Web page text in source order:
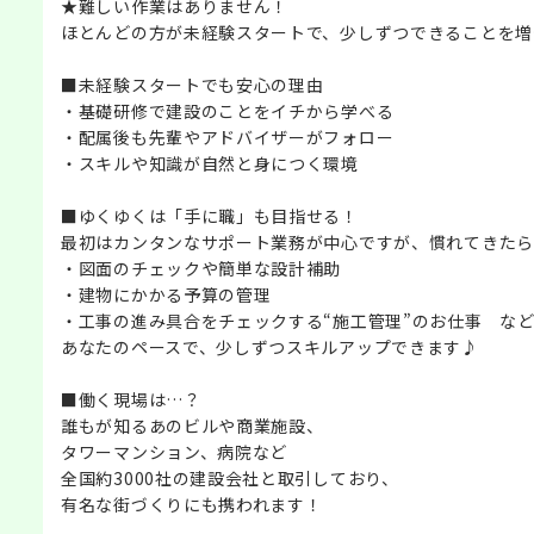
★難しい作業はありません！
ほとんどの方が未経験スタートで、少しずつできることを
■未経験スタートでも安心の理由
・基礎研修で建設のことをイチから学べる
・配属後も先輩やアドバイザーがフォロー
・スキルや知識が自然と身につく環境
■ゆくゆくは「手に職」も目指せる！
最初はカンタンなサポート業務が中心ですが、慣れてきた
・図面のチェックや簡単な設計補助
・建物にかかる予算の管理
・工事の進み具合をチェックする“施工管理”のお仕事 など
あなたのペースで、少しずつスキルアップできます♪
■働く現場は…？
誰もが知るあのビルや商業施設、
タワーマンション、病院など
全国約3000社の建設会社と取引しており、
有名な街づくりにも携われます！